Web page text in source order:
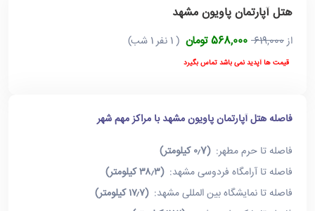
هتل آپارتمان پاویون مشهد
از619,000 568,000 تومان ( 1 نفر 1 شب)
قیمت ها آپدید نمی باشد تماس بگیرد
فاصله هتل آپارتمان پاویون مشهد با مراکز مهم شهر
فاصله تا حرم مطهر:(۰٫7 کیلومتر)
فاصله تا آرامگاه فردوسی مشهد:(۳۸٫۳ کیلومتر)
فاصله تا نمایشگاه بین المللی مشهد:(۱۷٫۷ کیلومتر)